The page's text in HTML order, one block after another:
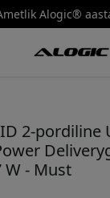
Alogic®
2-pordiline
W - Must